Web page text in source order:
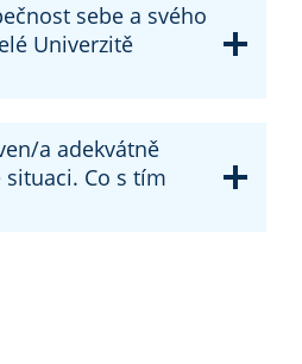
sebe a svého
Univerzitě
a adekvátně
situaci. Co s tím